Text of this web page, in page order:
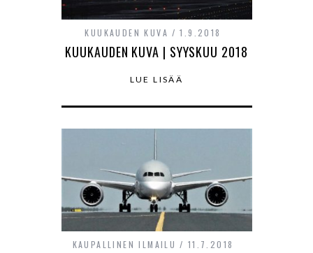
KUUKAUDEN KUVA 1.9.2018
KUUKAUDEN KUVA | SYYSKUU 2018
LUE LISÄÄ
KAUPALLINEN ILMAILU 11.7.2018